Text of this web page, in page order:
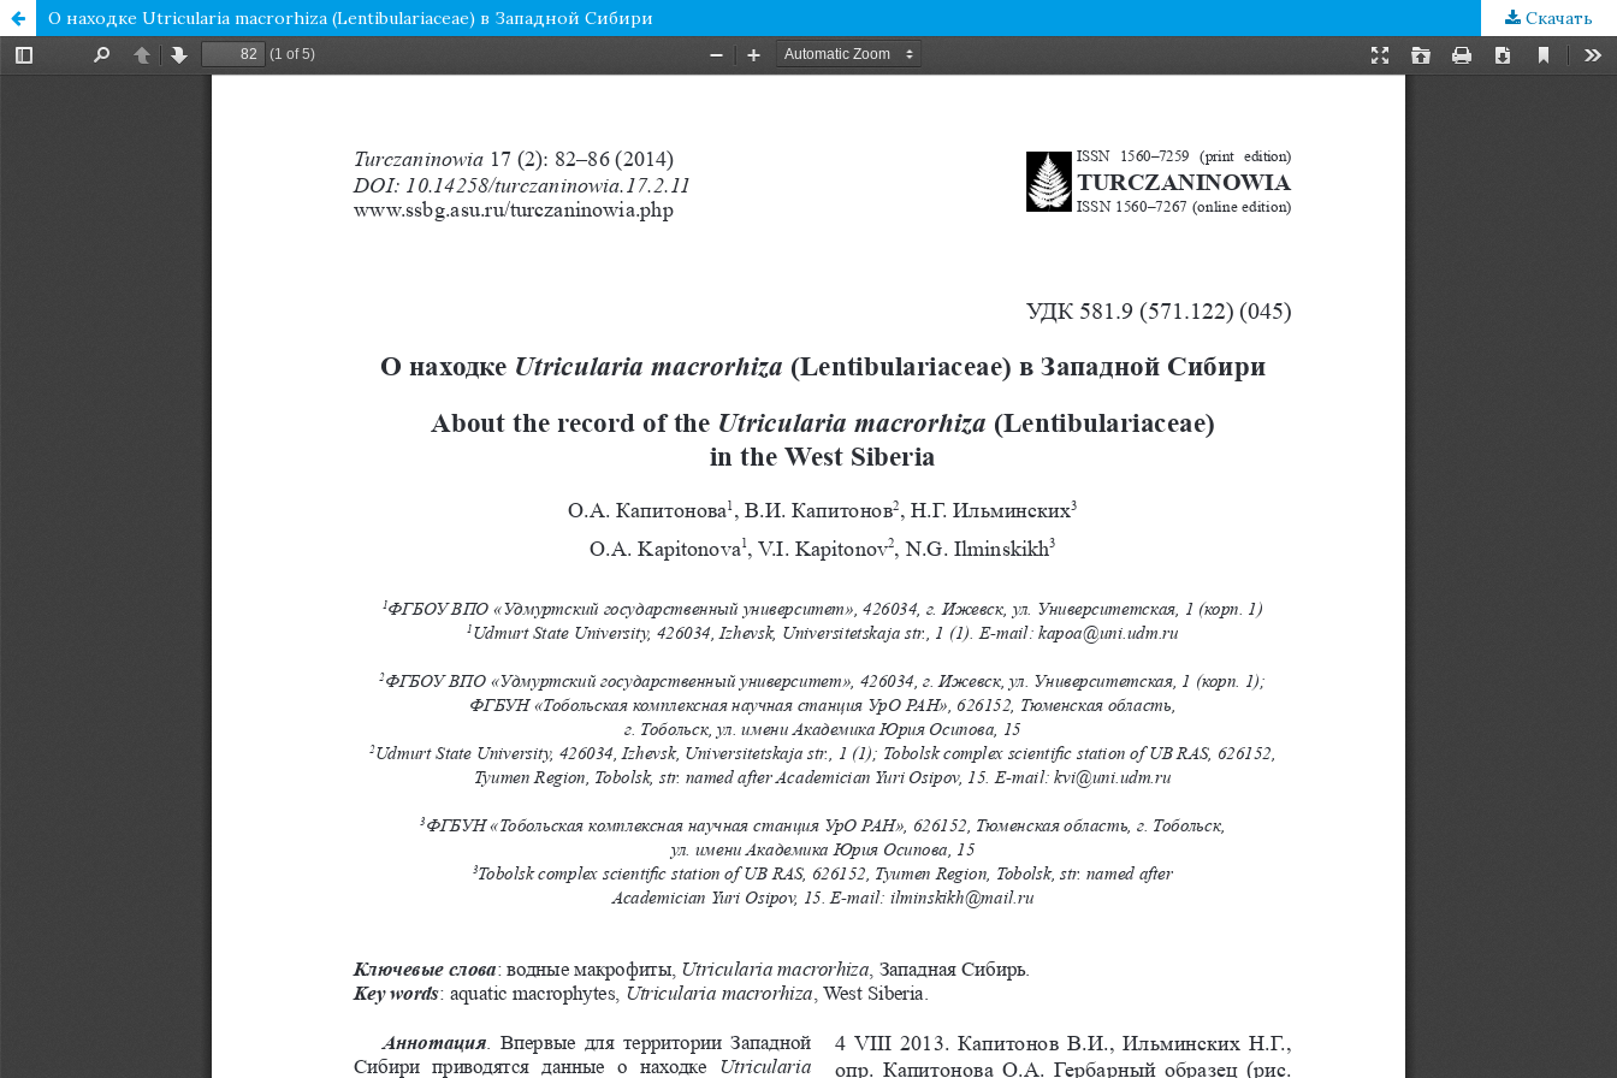
О находке Utricularia macrorhiza (Lentibulariaceae) в Западной Сибири Скачать